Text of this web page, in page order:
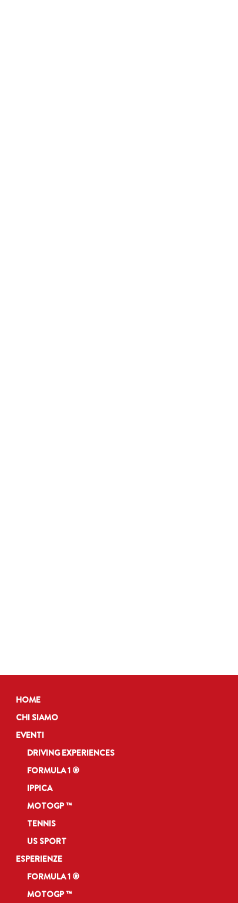
HOME
CHI SIAMO
EVENTI
DRIVING EXPERIENCES
FORMULA 1 ®
IPPICA
MOTOGP ™
TENNIS
US SPORT
ESPERIENZE
FORMULA 1 ®
MOTOGP ™